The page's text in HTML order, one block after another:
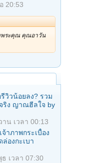
20:53
พระคุณ คุณอาวัน
วิวน้อยลง? รวม
ริง ญาณฮีลใจ by
าน เวลา 00:13
าภาพกระเบื้อง
องกะเบา
ธ เวลา 07:30